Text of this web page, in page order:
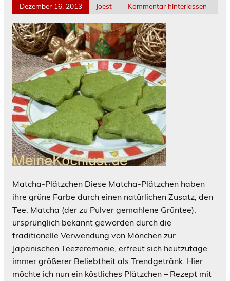
Dezember 16, 2013 Joest Kommentar hinterlassen
Matcha-Plätzchen Diese Matcha-Plätzchen haben
ihre grüne Farbe durch einen natürlichen Zusatz, den
Tee. Matcha (der zu Pulver gemahlene Grüntee),
ursprünglich bekannt geworden durch die
traditionelle Verwendung von Mönchen zur
Japanischen Teezeremonie, erfreut sich heutzutage
immer größerer Beliebtheit als Trendgetränk. Hier
möchte ich nun ein köstliches Plätzchen – Rezept mit